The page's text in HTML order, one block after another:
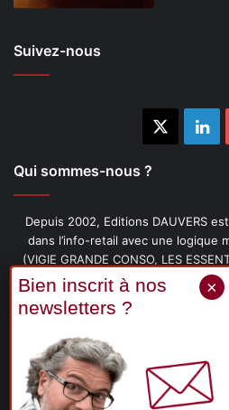
Suivez-nous
Qui sommes-nous ?
Depuis 2002, Editions DAUVERS
dans l’info-retail avec une logique
(VIGIE GRANDE CONSO, LES
livres (PENSER-CLIENT, IMAGE-
PRÉFÉRÉ DE VOS CLIENTS,
PROMOFLASH, DRIVE
CONSO), podcasts (CAFÉ CONSO)
vous êtes, ainsi que les fils
communauté de plus de